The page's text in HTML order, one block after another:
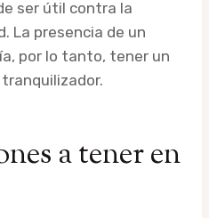
ser útil contra la
La presencia de un
por lo tanto, tener un
a tener en